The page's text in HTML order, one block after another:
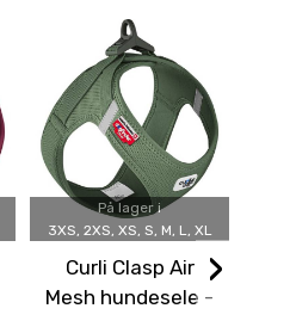
På lager i
3XS, 2XS, XS, S, M, L, XL
Curli Clasp Air
Mesh hundesele -
›